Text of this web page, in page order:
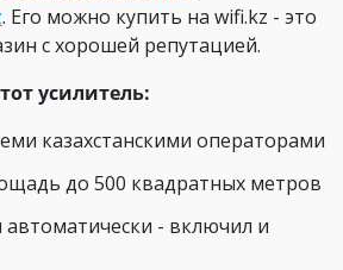
. Его можно купить на wifi.kz - это
с хорошей репутацией.
усилитель:
казахстанскими операторами
до 500 квадратных метров
автоматически - включил и